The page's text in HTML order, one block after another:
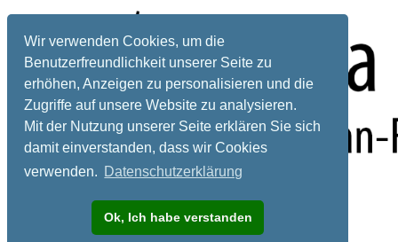
Wir verwenden Cookies, um die
Benutzerfreundlichkeit unserer Seite zu
erhöhen, Anzeigen zu personalisieren und die
Zugriffe auf unsere Website zu analysieren.
Mit der Nutzung unserer Seite erklären Sie sich
damit einverstanden, dass wir Cookies
verwenden. Datenschutzerklärung
Ok, Ich habe verstanden
Registrieren